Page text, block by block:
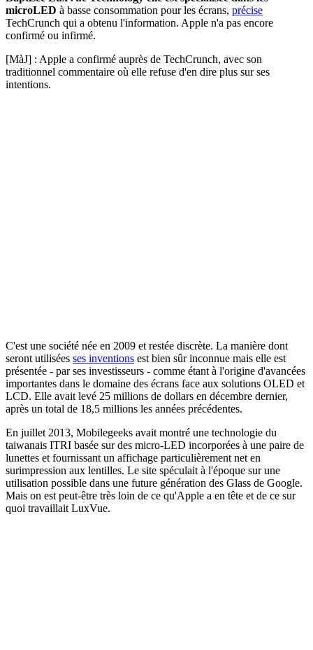
microLED à basse consommation pour les écrans, précise
TechCrunch qui a obtenu l'information. Apple n'a pas encore
confirmé ou infirmé.
[MàJ] : Apple a confirmé auprès de TechCrunch, avec son
traditionnel commentaire où elle refuse d'en dire plus sur ses
intentions.
C'est une société née en 2009 et restée discrète. La manière dont
seront utilisées ses inventions est bien sûr inconnue mais elle est
présentée - par ses investisseurs - comme étant à l'origine d'avancées
importantes dans le domaine des écrans face aux solutions OLED et
LCD. Elle avait levé 25 millions de dollars en décembre dernier,
après un total de 18,5 millions les années précédentes.
En juillet 2013, Mobilegeeks avait montré une technologie du
taiwanais ITRI basée sur des micro-LED incorporées à une paire de
lunettes et fournissant un affichage particulièrement net en
surimpression aux lentilles. Le site spéculait à l'époque sur une
utilisation possible dans une future génération des Glass de Google.
Mais on est peut-être très loin de ce qu'Apple a en tête et de ce sur
quoi travaillait LuxVue.